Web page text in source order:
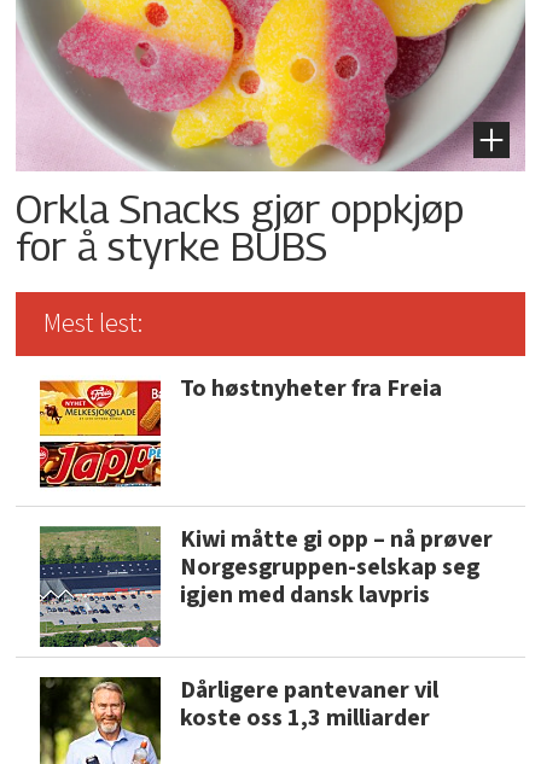
Orkla Snacks gjør oppkjøp
for å styrke BUBS
Mest lest:
To høstnyheter fra Freia
Kiwi måtte gi opp – nå prøver
Norgesgruppen-selskap seg
igjen med dansk lavpris
Dårligere pantevaner vil
koste oss 1,3 milliarder